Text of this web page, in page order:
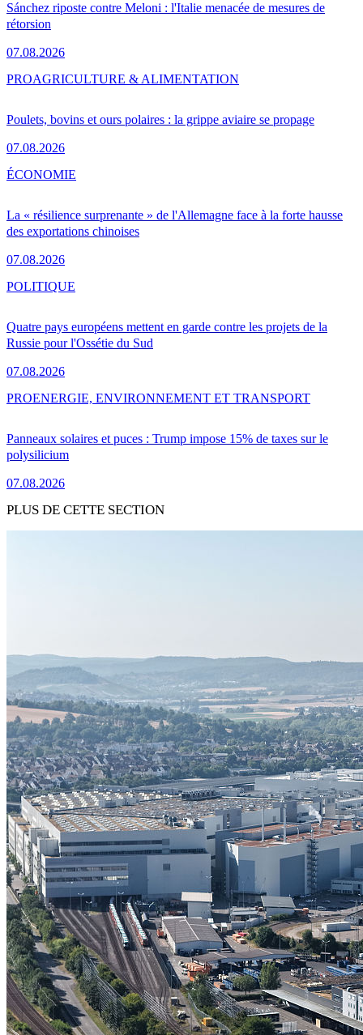
Sánchez riposte contre Meloni : l'Italie menacée de mesures de
rétorsion
07.08.2026
Poulets, bovins et ours polaires : la grippe aviaire se propage
07.08.2026
PROAGRICULTURE & ALIMENTATION
La « résilience surprenante » de l'Allemagne face à la forte hausse
des exportations chinoises
07.08.2026
ÉCONOMIE
Quatre pays européens mettent en garde contre les projets de la
Russie pour l'Ossétie du Sud
07.08.2026
POLITIQUE
Panneaux solaires et puces : Trump impose 15% de taxes sur le
polysilicium
07.08.2026
PROENERGIE, ENVIRONNEMENT ET TRANSPORT
PLUS DE CETTE SECTION